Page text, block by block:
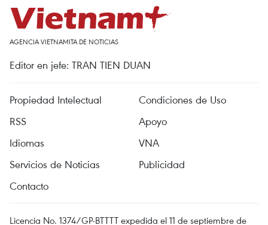
AGENCIA VIETNAMITA DE NOTICIAS
Editor en jefe: TRAN TIEN DUAN
Propiedad Intelectual
Condiciones de Uso
RSS
Apoyo
Idiomas
VNA
Servicios de Noticias
Publicidad
Contacto
Licencia No. 1374/GP-BTTTT expedida el 11 de septiembre de